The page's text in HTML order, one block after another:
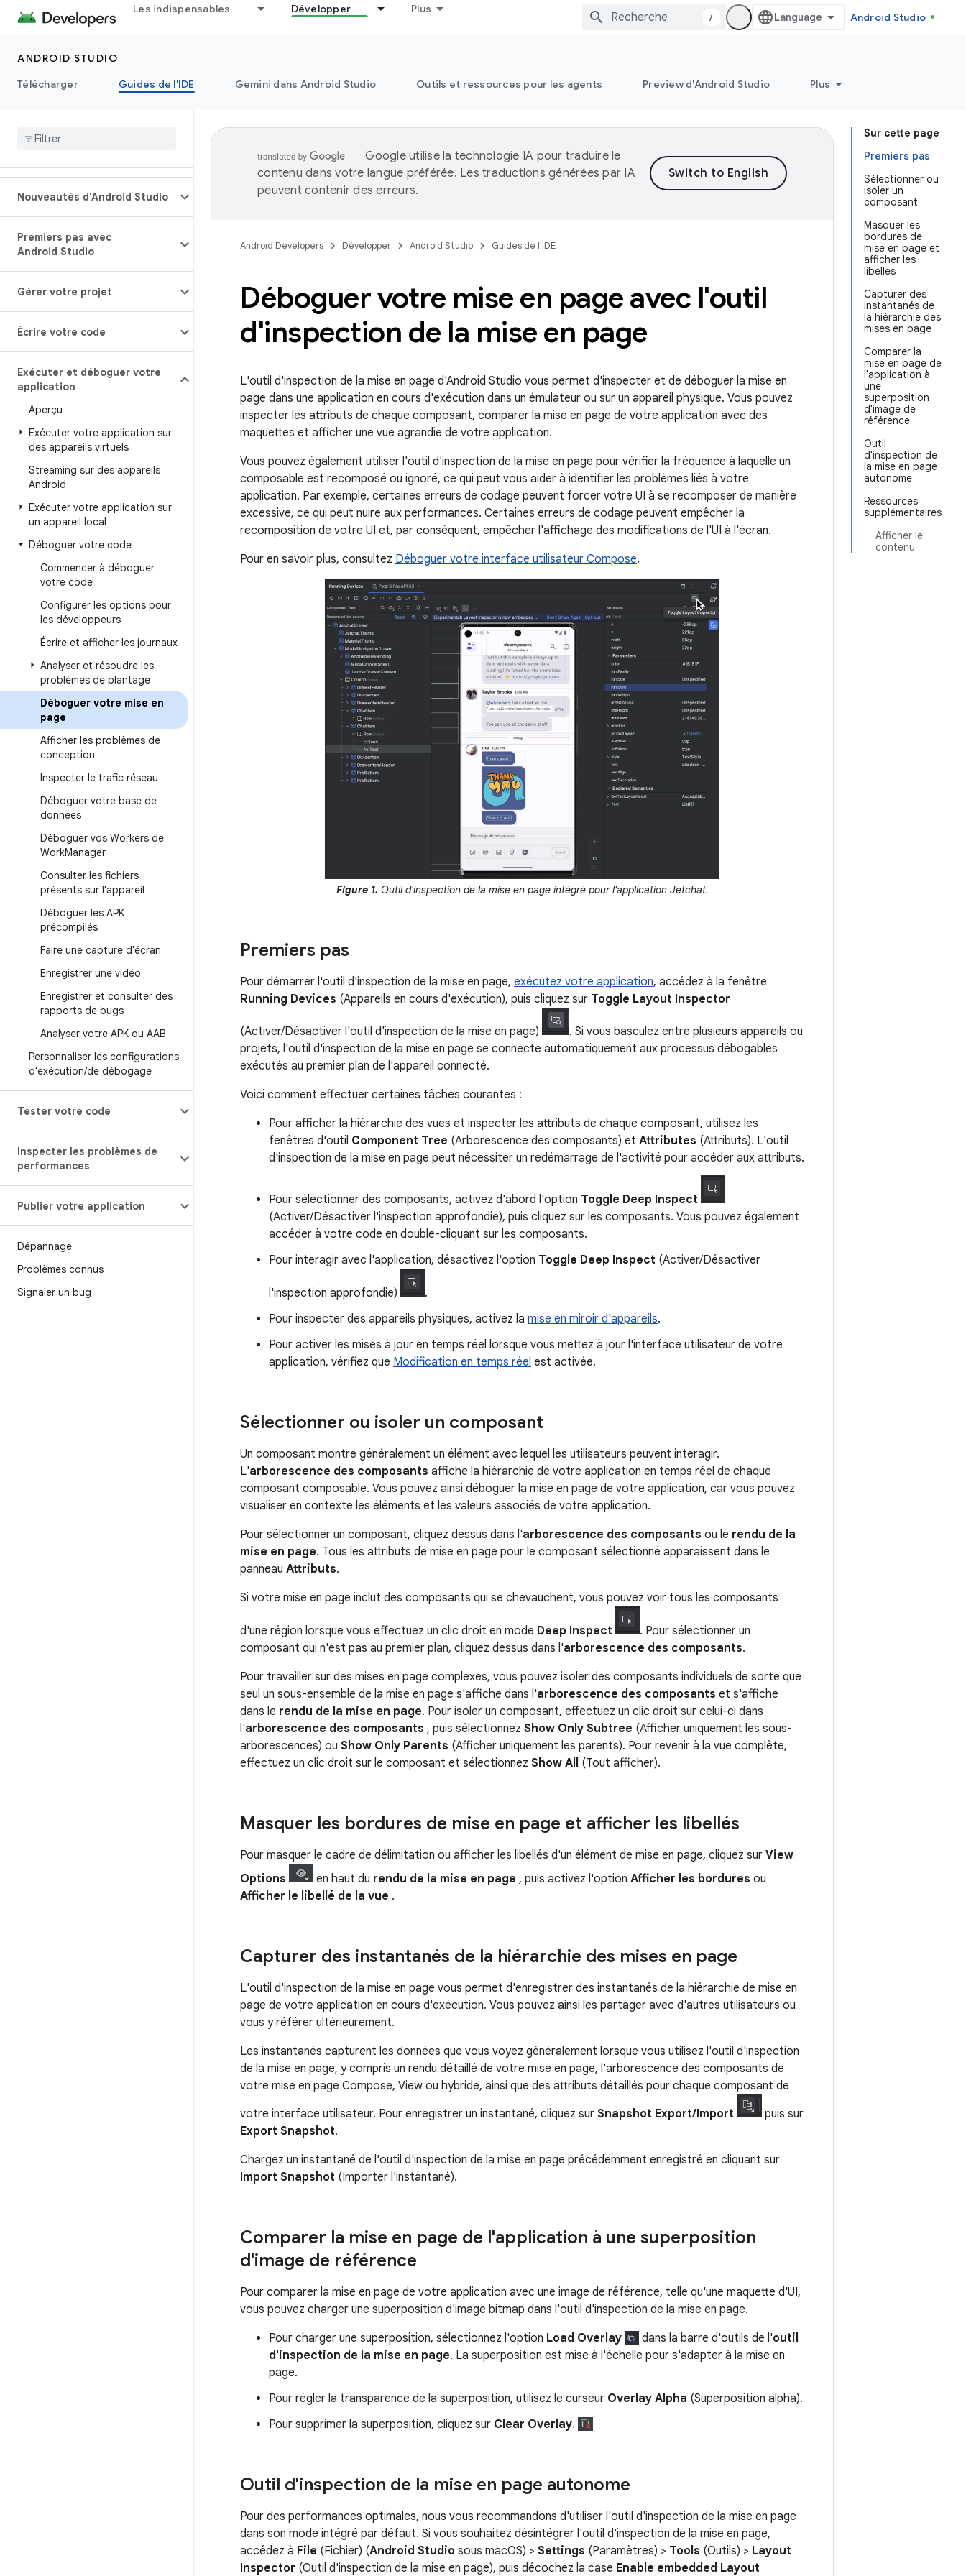
Les indispensables Développer Plus
/ Android Studio
ANDROID STUDIO
Télécharger
Guides de l'IDE Gemini dans Android Studio Outils et ressources pour les agents Preview d'Android Studio Plus
Nouveautés d'Android Studio
Premiers pas avec
Android Studio
Gérer votre projet
Écrire votre code
Exécuter et déboguer votre
application
Aperçu
Exécuter votre application sur
des appareils virtuels
Streaming sur des appareils
Android
Exécuter votre application sur
un appareil local
Déboguer votre code
Commencer à déboguer
votre code
Configurer les options pour
les développeurs
Écrire et afficher les journaux
Analyser et résoudre les
problèmes de plantage
Déboguer votre mise en
page
Afficher les problèmes de
conception
Inspecter le trafic réseau
Déboguer votre base de
données
Déboguer vos Workers de
WorkManager
Consulter les fichiers
présents sur l'appareil
Déboguer les APK
précompilés
Faire une capture d'écran
Enregistrer une vidéo
Enregistrer et consulter des
rapports de bugs
Analyser votre APK ou AAB
Personnaliser les configurations
d'exécution/de débogage
Tester votre code
Inspecter les problèmes de
performances
Publier votre application
Dépannage
Problèmes connus
Signaler un bug
Sur cette page
Premiers pas
Sélectionner ou
isoler un
composant
Masquer les
bordures de
mise en page et
afficher les
libellés
Capturer des
instantanés de
la hiérarchie des
mises en page
Comparer la
mise en page de
l'application à
une
superposition
d'image de
référence
Outil
d'inspection de
la mise en page
autonome
Ressources
supplémentaires
Afficher le
contenu
Google utilise la technologie IA pour traduire le
contenu dans votre langue préférée. Les traductions générées par IA
peuvent contenir des erreurs.
Android Developers Développer Android Studio Guides de l'IDE
Déboguer votre mise en page avec l'outil
d'inspection de la mise en page
L'outil d'inspection de la mise en page d'Android Studio vous permet d'inspecter et de déboguer la mise en
page dans une application en cours d'exécution dans un émulateur ou sur un appareil physique. Vous pouvez
inspecter les attributs de chaque composant, comparer la mise en page de votre application avec des
maquettes et afficher une vue agrandie de votre application.
Vous pouvez également utiliser l'outil d'inspection de la mise en page pour vérifier la fréquence à laquelle un
composable est recomposé ou ignoré, ce qui peut vous aider à identifier les problèmes liés à votre
application. Par exemple, certaines erreurs de codage peuvent forcer votre UI à se recomposer de manière
excessive, ce qui peut nuire aux performances. Certaines erreurs de codage peuvent empêcher la
recomposition de votre UI et, par conséquent, empêcher l'affichage des modifications de l'UI à l'écran.
Pour en savoir plus, consultez Déboguer votre interface utilisateur Compose.
Figure 1. Outil d'inspection de la mise en page intégré pour l'application Jetchat.
Premiers pas
Pour démarrer l'outil d'inspection de la mise en page, exécutez votre application, accédez à la fenêtre
Running Devices (Appareils en cours d'exécution), puis cliquez sur Toggle Layout Inspector
(Activer/Désactiver l'outil d'inspection de la mise en page)
. Si vous basculez entre plusieurs appareils ou
projets, l'outil d'inspection de la mise en page se connecte automatiquement aux processus débogables
exécutés au premier plan de l'appareil connecté.
Voici comment effectuer certaines tâches courantes :
Pour afficher la hiérarchie des vues et inspecter les attributs de chaque composant, utilisez les
fenêtres d'outil Component Tree (Arborescence des composants) et Attributes (Attributs). L'outil
d'inspection de la mise en page peut nécessiter un redémarrage de l'activité pour accéder aux attributs.
Pour sélectionner des composants, activez d'abord l'option Toggle Deep Inspect
(Activer/Désactiver l'inspection approfondie), puis cliquez sur les composants. Vous pouvez également
accéder à votre code en double-cliquant sur les composants.
Pour interagir avec l'application, désactivez l'option Toggle Deep Inspect (Activer/Désactiver
l'inspection approfondie)
.
Pour inspecter des appareils physiques, activez la mise en miroir d'appareils.
Pour activer les mises à jour en temps réel lorsque vous mettez à jour l'interface utilisateur de votre
application, vérifiez que Modification en temps réel est activée.
Sélectionner ou isoler un composant
Un composant montre généralement un élément avec lequel les utilisateurs peuvent interagir.
L'arborescence des composants affiche la hiérarchie de votre application en temps réel de chaque
composant composable. Vous pouvez ainsi déboguer la mise en page de votre application, car vous pouvez
visualiser en contexte les éléments et les valeurs associés de votre application.
Pour sélectionner un composant, cliquez dessus dans l'arborescence des composants ou le rendu de la
mise en page. Tous les attributs de mise en page pour le composant sélectionné apparaissent dans le
panneau Attributs.
Si votre mise en page inclut des composants qui se chevauchent, vous pouvez voir tous les composants
d'une région lorsque vous effectuez un clic droit en mode Deep Inspect
. Pour sélectionner un
composant qui n'est pas au premier plan, cliquez dessus dans l'arborescence des composants.
Pour travailler sur des mises en page complexes, vous pouvez isoler des composants individuels de sorte que
seul un sous-ensemble de la mise en page s'affiche dans l'arborescence des composants et s'affiche
dans le rendu de la mise en page. Pour isoler un composant, effectuez un clic droit sur celui-ci dans
l'arborescence des composants , puis sélectionnez Show Only Subtree (Afficher uniquement les sous-
arborescences) ou Show Only Parents (Afficher uniquement les parents). Pour revenir à la vue complète,
effectuez un clic droit sur le composant et sélectionnez Show All (Tout afficher).
Masquer les bordures de mise en page et afficher les libellés
Pour masquer le cadre de délimitation ou afficher les libellés d'un élément de mise en page, cliquez sur View
Options
en haut du rendu de la mise en page , puis activez l'option Afficher les bordures ou
Afficher le libellé de la vue .
Capturer des instantanés de la hiérarchie des mises en page
L'outil d'inspection de la mise en page vous permet d'enregistrer des instantanés de la hiérarchie de mise en
page de votre application en cours d'exécution. Vous pouvez ainsi les partager avec d'autres utilisateurs ou
vous y référer ultérieurement.
Les instantanés capturent les données que vous voyez généralement lorsque vous utilisez l'outil d'inspection
de la mise en page, y compris un rendu détaillé de votre mise en page, l'arborescence des composants de
votre mise en page Compose, View ou hybride, ainsi que des attributs détaillés pour chaque composant de
votre interface utilisateur. Pour enregistrer un instantané, cliquez sur Snapshot Export/Import
puis sur
Export Snapshot.
Chargez un instantané de l'outil d'inspection de la mise en page précédemment enregistré en cliquant sur
Import Snapshot (Importer l'instantané).
Comparer la mise en page de l'application à une superposition
d'image de référence
Pour comparer la mise en page de votre application avec une image de référence, telle qu'une maquette d'UI,
vous pouvez charger une superposition d'image bitmap dans l'outil d'inspection de la mise en page.
Pour charger une superposition, sélectionnez l'option Load Overlay dans la barre d'outils de l'outil
d'inspection de la mise en page. La superposition est mise à l'échelle pour s'adapter à la mise en
page.
Pour régler la transparence de la superposition, utilisez le curseur Overlay Alpha (Superposition alpha).
Pour supprimer la superposition, cliquez sur Clear Overlay.
Outil d'inspection de la mise en page autonome
Pour des performances optimales, nous vous recommandons d'utiliser l'outil d'inspection de la mise en page
dans son mode intégré par défaut. Si vous souhaitez désintégrer l'outil d'inspection de la mise en page,
accédez à File (Fichier) (Android Studio sous macOS) > Settings (Paramètres) > Tools (Outils) > Layout
Inspector (Outil d'inspection de la mise en page), puis décochez la case Enable embedded Layout